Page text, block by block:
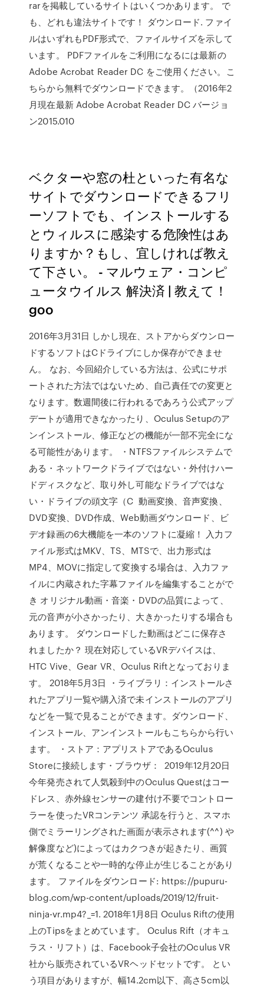
rarを掲載しているサイトはいくつかあります。 で
も、どれも違法サイトです！ ダウンロード. ファイ
ルはいずれもPDF形式で、ファイルサイズを示して
います。 PDFファイルをご利用になるには最新の
Adobe Acrobat Reader DC をご使用ください。こ
ちらから無料でダウンロードできます。（2016年2
月現在最新 Adobe Acrobat Reader DC バージョ
ン2015.010
ベクターや窓の杜といった有名な
サイトでダウンロードできるフリ
ーソフトでも、インストールする
とウィルスに感染する危険性はあ
りますか？もし、宜しければ教え
て下さい。 - マルウェア・コンピ
ュータウイルス 解決済 | 教えて！
goo
2016年3月31日 しかし現在、ストアからダウンロー
ドするソフトはCドライブにしか保存ができませ
ん。 なお、今回紹介している方法は、公式にサポ
ートされた方法ではないため、自己責任での変更と
なります。数週間後に行われるであろう公式アップ
デートが適用できなかったり、Oculus Setupのア
ンインストール、修正などの機能が一部不完全にな
る可能性があります。 ・NTFSファイルシステムで
ある・ネットワークドライブではない・外付けハー
ドディスクなど、取り外し可能なドライブではな
い・ドライブの頭文字（C 動画変換、音声変換、
DVD変換、DVD作成、Web動画ダウンロード、ビ
デオ録画の6大機能を一本のソフトに凝縮！ 入力フ
ァイル形式はMKV、TS、MTSで、出力形式は
MP4、MOVに指定して変換する場合は、入力ファ
イルに内蔵された字幕ファイルを編集することがで
き オリジナル動画・音楽・DVDの品質によって、
元の音声が小さかったり、大きかったりする場合も
あります。 ダウンロードした動画はどこに保存さ
れましたか？ 現在対応しているVRデバイスは、
HTC Vive、Gear VR、Oculus Riftとなっておりま
す。 2018年5月3日 ・ライブラリ：インストールさ
れたアプリ一覧や購入済で未インストールのアプリ
などを一覧で見ることができます。ダウンロード、
インストール、アンインストールもこちらから行い
ます。 ・ストア：アプリストアであるOculus
Storeに接続します・ブラウザ： 2019年12月20日
今年発売されて人気殺到中のOculus Questはコー
ドレス、赤外線センサーの建付け不要でコントロー
ラーを使ったVRコンテンツ 承認を行うと、スマホ
側でミラーリングされた画面が表示されます(^^) や
解像度など)によってはカクつきが起きたり、画質
が荒くなることや一時的な停止が生じることがあり
ます。 ファイルをダウンロード: https://pupuru-
blog.com/wp-content/uploads/2019/12/fruit-
ninja-vr.mp4?_=1. 2018年1月8日 Oculus Riftの使用
上のTipsをまとめています。 Oculus Rift（オキュ
ラス・リフト）は、Facebook子会社のOculus VR
社から販売されているVRヘッドセットです。 とい
う項目がありますが、幅14.2cm以下、高さ5cm以